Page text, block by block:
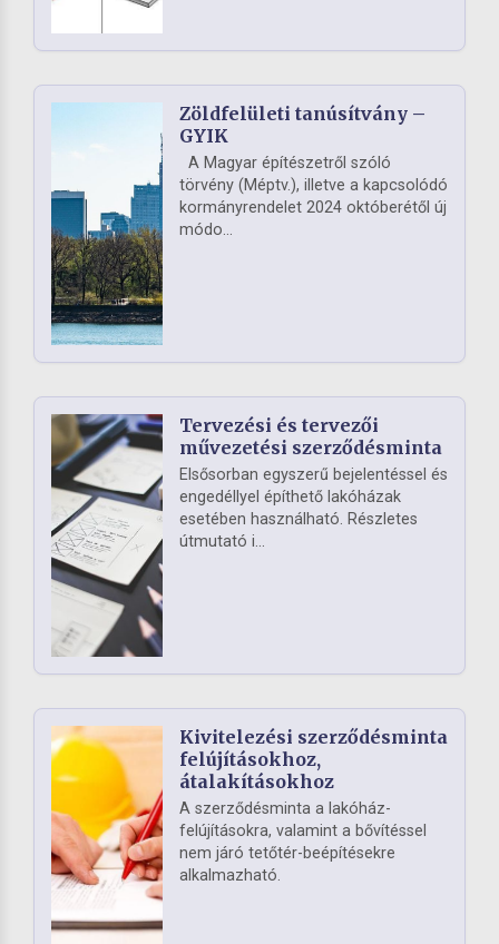
Zöldfelületi tanúsítvány –
GYIK
A Magyar építészetről szóló
törvény (Méptv.), illetve a kapcsolódó
kormányrendelet 2024 októberétől új
módo...
Tervezési és tervezői
művezetési szerződésminta
Elsősorban egyszerű bejelentéssel és
engedéllyel építhető lakóházak
esetében használható. Részletes
útmutató i...
Kivitelezési szerződésminta
felújításokhoz,
átalakításokhoz
A szerződésminta a lakóház-
felújításokra, valamint a bővítéssel
nem járó tetőtér-beépítésekre
alkalmazható.